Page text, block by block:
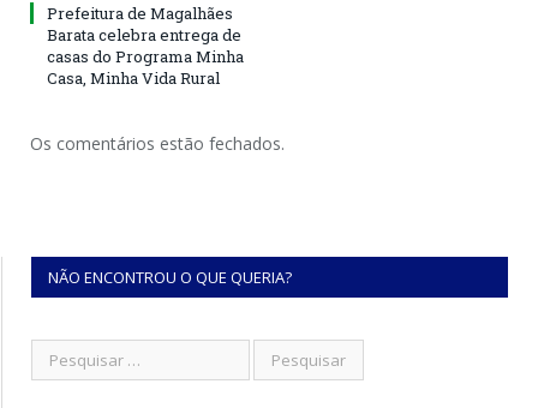
Prefeitura de Magalhães
Barata celebra entrega de
casas do Programa Minha
Casa, Minha Vida Rural
Os comentários estão fechados.
NÃO ENCONTROU O QUE QUERIA?